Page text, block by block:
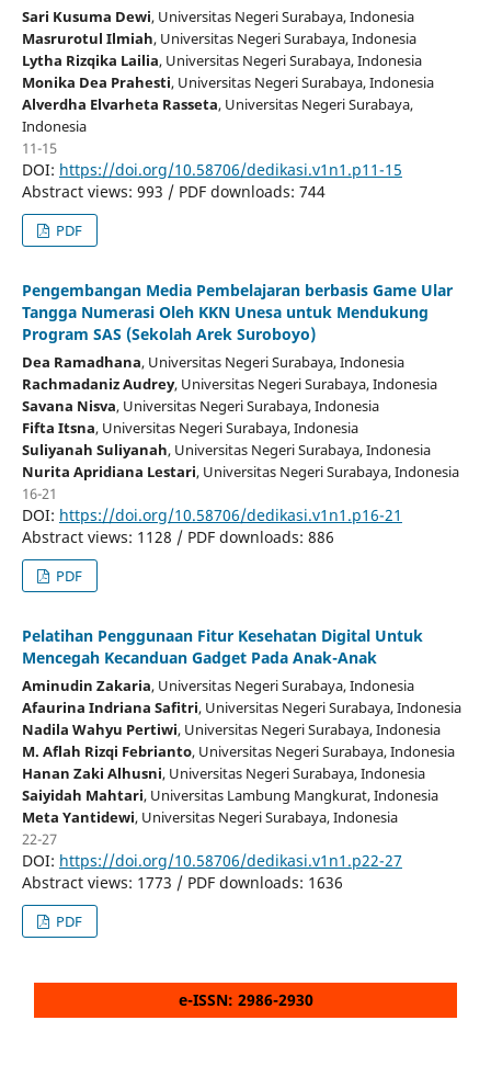
Sari Kusuma Dewi, Universitas Negeri Surabaya, Indonesia
Masrurotul Ilmiah, Universitas Negeri Surabaya, Indonesia
Lytha Rizqika Lailia, Universitas Negeri Surabaya, Indonesia
Monika Dea Prahesti, Universitas Negeri Surabaya, Indonesia
Alverdha Elvarheta Rasseta, Universitas Negeri Surabaya,
Indonesia
11-15
DOI: https://doi.org/10.58706/dedikasi.v1n1.p11-15
Abstract views: 993 / PDF downloads: 744
PDF
Pengembangan Media Pembelajaran berbasis Game Ular
Tangga Numerasi Oleh KKN Unesa untuk Mendukung
Program SAS (Sekolah Arek Suroboyo)
Dea Ramadhana, Universitas Negeri Surabaya, Indonesia
Rachmadaniz Audrey, Universitas Negeri Surabaya, Indonesia
Savana Nisva, Universitas Negeri Surabaya, Indonesia
Fifta Itsna, Universitas Negeri Surabaya, Indonesia
Suliyanah Suliyanah, Universitas Negeri Surabaya, Indonesia
Nurita Apridiana Lestari, Universitas Negeri Surabaya, Indonesia
16-21
DOI: https://doi.org/10.58706/dedikasi.v1n1.p16-21
Abstract views: 1128 / PDF downloads: 886
PDF
Pelatihan Penggunaan Fitur Kesehatan Digital Untuk
Mencegah Kecanduan Gadget Pada Anak-Anak
Aminudin Zakaria, Universitas Negeri Surabaya, Indonesia
Afaurina Indriana Safitri, Universitas Negeri Surabaya, Indonesia
Nadila Wahyu Pertiwi, Universitas Negeri Surabaya, Indonesia
M. Aflah Rizqi Febrianto, Universitas Negeri Surabaya, Indonesia
Hanan Zaki Alhusni, Universitas Negeri Surabaya, Indonesia
Saiyidah Mahtari, Universitas Lambung Mangkurat, Indonesia
Meta Yantidewi, Universitas Negeri Surabaya, Indonesia
22-27
DOI: https://doi.org/10.58706/dedikasi.v1n1.p22-27
Abstract views: 1773 / PDF downloads: 1636
PDF
e-ISSN: 2986-2930